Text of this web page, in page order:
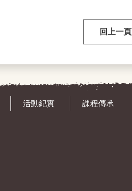
回上一頁
活動紀實 課程傳承